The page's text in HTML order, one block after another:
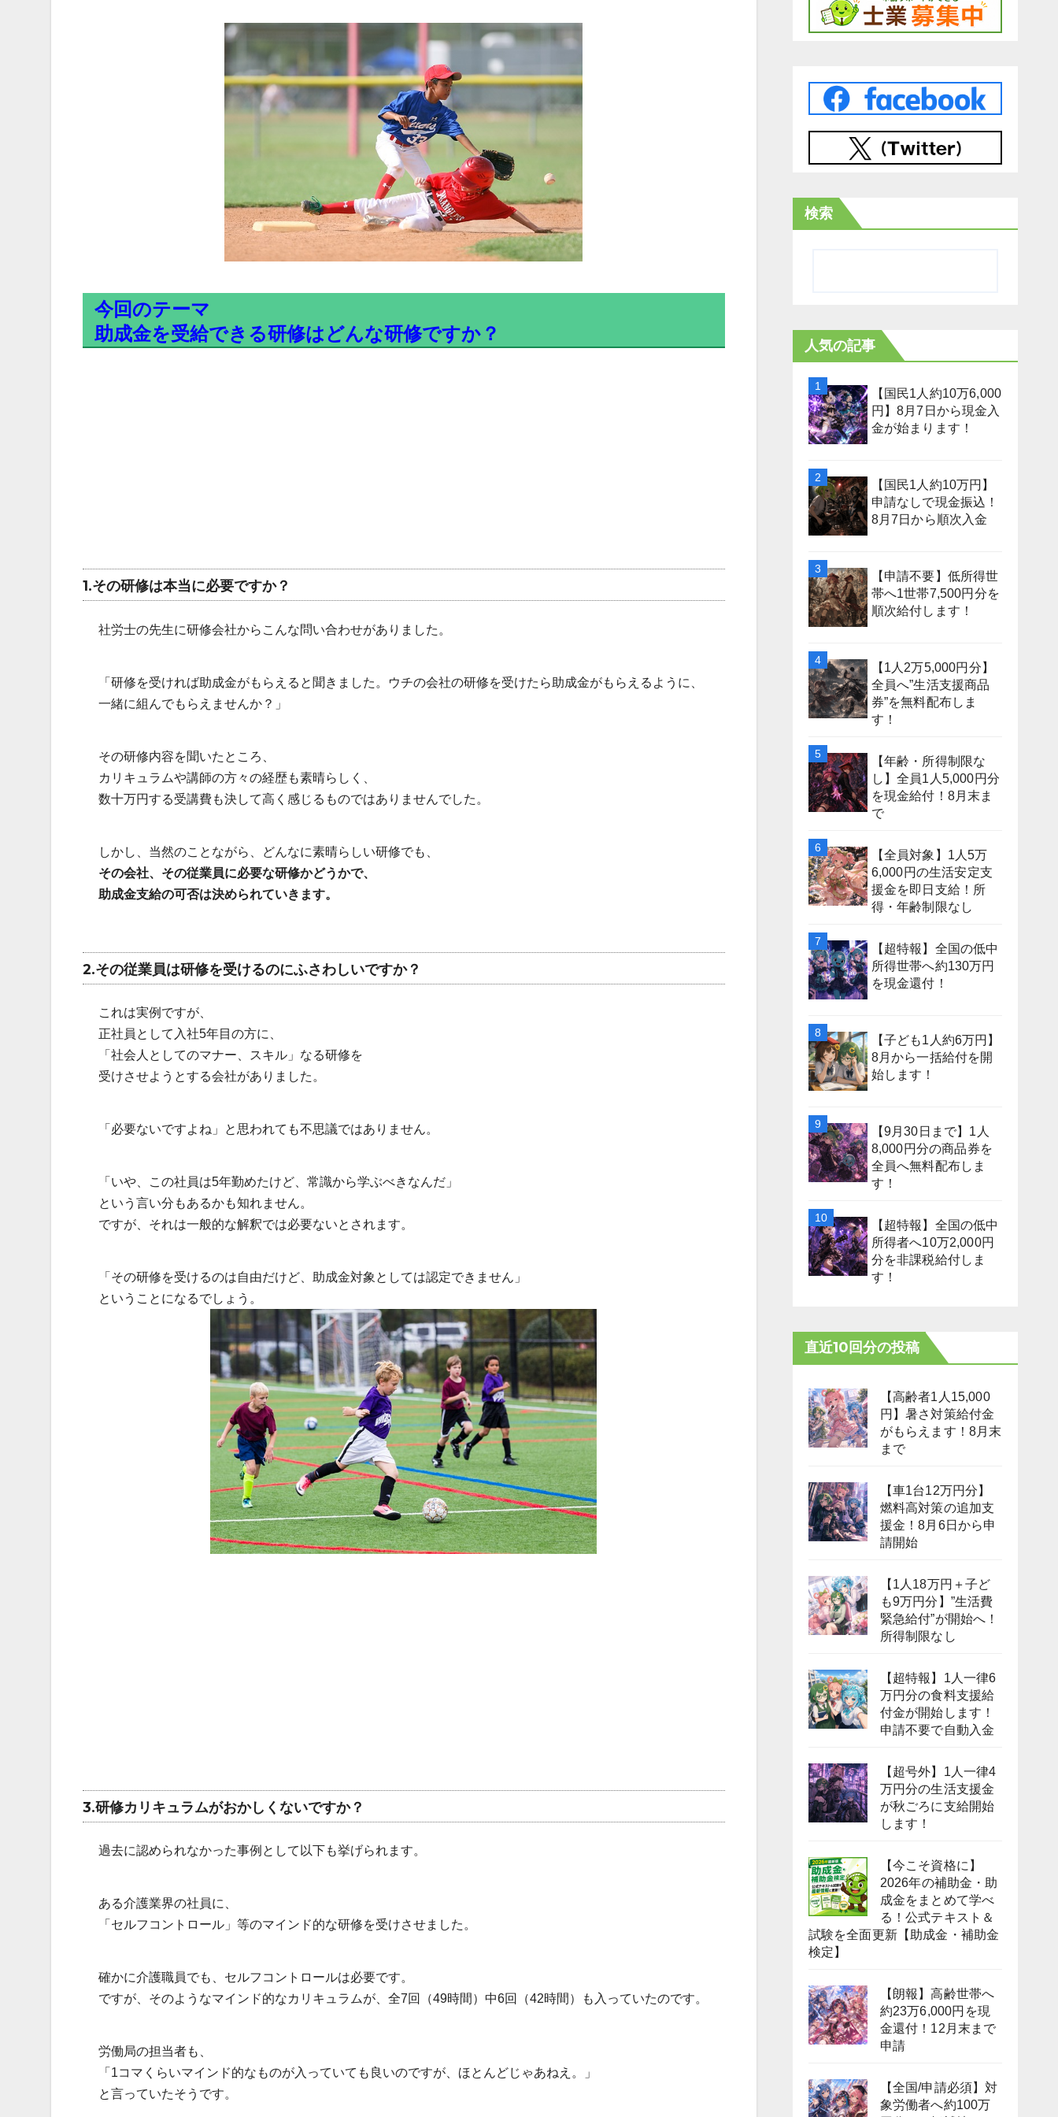
今回のテーマ
助成金を受給できる研修はどんな研修ですか？
1.その研修は本当に必要ですか？
社労士の先生に研修会社からこんな問い合わせがありました。
「研修を受ければ助成金がもらえると聞きました。ウチの会社の研修を受けたら助成金がもらえるように、
一緒に組んでもらえませんか？」
その研修内容を聞いたところ、
カリキュラムや講師の方々の経歴も素晴らしく、
数十万円する受講費も決して高く感じるものではありませんでした。
しかし、当然のことながら、どんなに素晴らしい研修でも、
その会社、その従業員に必要な研修かどうかで、
助成金支給の可否は決められていきます。
2.その従業員は研修を受けるのにふさわしいですか？
これは実例ですが、
正社員として入社5年目の方に、
「社会人としてのマナー、スキル」なる研修を
受けさせようとする会社がありました。
「必要ないですよね」と思われても不思議ではありません。
「いや、この社員は5年勤めたけど、常識から学ぶべきなんだ」
という言い分もあるかも知れません。
ですが、それは一般的な解釈では必要ないとされます。
「その研修を受けるのは自由だけど、助成金対象としては認定できません」
ということになるでしょう。
3.研修カリキュラムがおかしくないですか？
過去に認められなかった事例として以下も挙げられます。
ある介護業界の社員に、
「セルフコントロール」等のマインド的な研修を受けさせました。
確かに介護職員でも、セルフコントロールは必要です。
ですが、そのようなマインド的なカリキュラムが、全7回（49時間）中6回（42時間）も入っていたのです。
労働局の担当者も、
「1コマくらいマインド的なものが入っていても良いのですが、ほとんどじゃあねえ。」
と言っていたそうです。
検索
人気の記事
【国民1人約10万6,000
円】8月7日から現金入
金が始まります！
【国民1人約10万円】
申請なしで現金振込！
8月7日から順次入金
【申請不要】低所得世
帯へ1世帯7,500円分を
順次給付します！
【1人2万5,000円分】
全員へ”生活支援商品
券”を無料配布しま
す！
【年齢・所得制限な
し】全員1人5,000円分
を現金給付！8月末ま
で
【全員対象】1人5万
6,000円の生活安定支
援金を即日支給！所
得・年齢制限なし
【超特報】全国の低中
所得世帯へ約130万円
を現金還付！
【子ども1人約6万円】
8月から一括給付を開
始します！
【9月30日まで】1人
8,000円分の商品券を
全員へ無料配布しま
す！
【超特報】全国の低中
所得者へ10万2,000円
分を非課税給付しま
す！
直近10回分の投稿
【高齢者1人15,000
円】暑さ対策給付金
がもらえます！8月末
まで
【車1台12万円分】
燃料高対策の追加支
援金！8月6日から申
請開始
【1人18万円＋子ど
も9万円分】”生活費
緊急給付”が開始へ！
所得制限なし
【超特報】1人一律6
万円分の食料支援給
付金が開始します！
申請不要で自動入金
【超号外】1人一律4
万円分の生活支援金
が秋ごろに支給開始
します！
【今こそ資格に】
2026年の補助金・助
成金をまとめて学べ
る！公式テキスト＆
試験を全面更新【助成金・補助金
検定】
【朗報】高齢世帯へ
約23万6,000円を現
金還付！12月末まで
申請
【全国/申請必須】対
象労働者へ約100万